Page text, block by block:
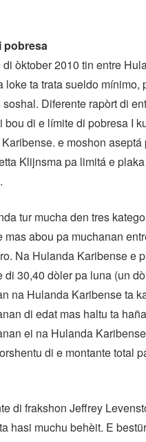
pobresa
di òktober 2010 tin entre
loke ta trata sueldo
Diferente rapòrt di
bou di e límite di pobresa I
e moshon
Klijnsma pa limitá e
tur mucha den tres
mas abou pa muchanan
Na Hulanda Karibense e
di 30,40 dòler pa luna (un
na Hulanda Karibense ta
di edat mas haltu ta
ei na Hulanda
di e montante total
di frakshon Jeffrey
hasi muchu behèit. E